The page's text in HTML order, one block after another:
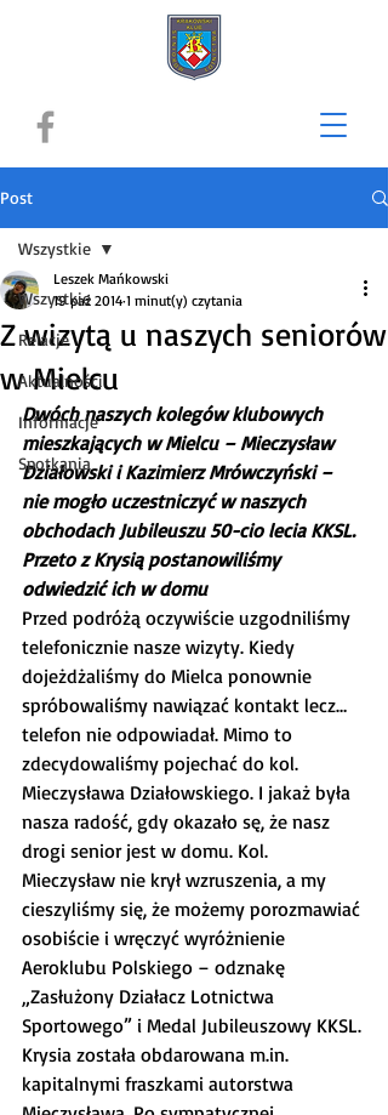
Post
Wszystkie
Relacje
Aktualności
Informacje
Spotkania
Wszystkie
Z wizytą u naszych seniorów
w Mielcu
Leszek Mańkowski
19 paź 2014 1 minut(y) czytania
Dwóch naszych kolegów klubowych
mieszkających w Mielcu – Mieczysław
Działowski i Kazimierz Mrówczyński –
nie mogło uczestniczyć w naszych
obchodach Jubileuszu 50-cio lecia KKSL.
Przeto z Krysią postanowiliśmy
odwiedzić ich w domu
Przed podróżą oczywiście uzgodniliśmy
telefonicznie nasze wizyty. Kiedy
dojeżdżaliśmy do Mielca ponownie
spróbowaliśmy nawiązać kontakt lecz…
telefon nie odpowiadał. Mimo to
zdecydowaliśmy pojechać do kol.
Mieczysława Działowskiego. I jakaż była
nasza radość, gdy okazało sę, że nasz
drogi senior jest w domu. Kol.
Mieczysław nie krył wzruszenia, a my
cieszyliśmy się, że możemy porozmawiać
osobiście i wręczyć wyróżnienie
Aeroklubu Polskiego – odznakę
„Zasłużony Działacz Lotnictwa
Sportowego” i Medal Jubileuszowy KKSL.
Krysia została obdarowana m.in.
kapitalnymi fraszkami autorstwa